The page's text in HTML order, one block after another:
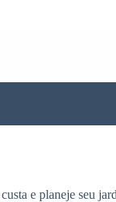
e planeje seu